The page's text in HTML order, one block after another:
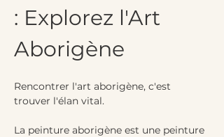
: Explorez l'Art
Aborigène
Rencontrer l'art aborigène, c'est
trouver l'élan vital.
La peinture aborigène est une peinture